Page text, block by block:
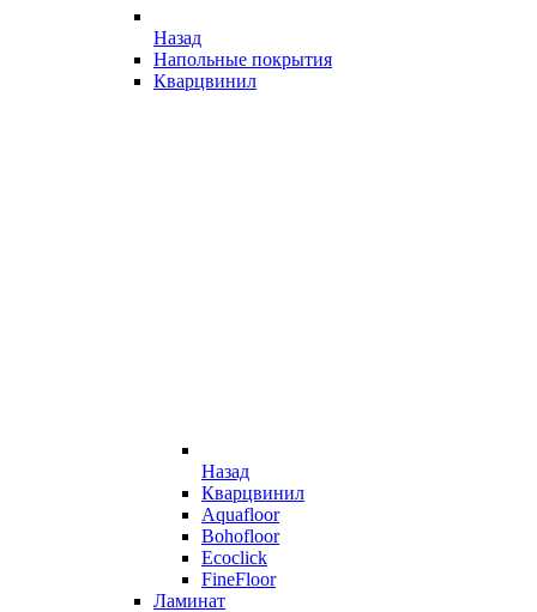
Назад
Напольные покрытия
Кварцвинил
Назад
Кварцвинил
Aquafloor
Bohofloor
Ecoclick
FineFloor
Ламинат